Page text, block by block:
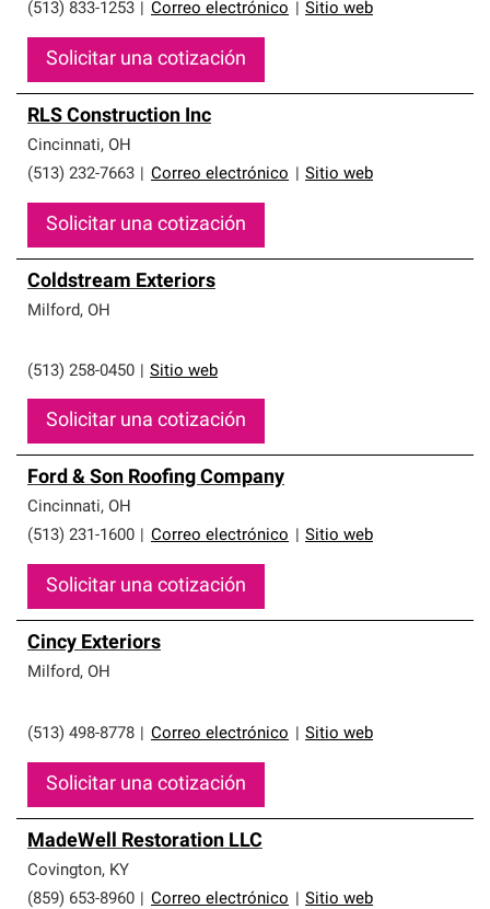
(513) 833-1253
Correo electrónico Sitio web
Solicitar una cotización
RLS Construction Inc
Cincinnati, OH
(513) 232-7663
Correo electrónico Sitio web
Solicitar una cotización
Coldstream Exteriors
Milford, OH
(513) 258-0450 Sitio web
Solicitar una cotización
Ford & Son Roofing Company
Cincinnati, OH
(513) 231-1600
Correo electrónico Sitio web
Solicitar una cotización
Cincy Exteriors
Milford, OH
(513) 498-8778 Correo electrónico Sitio web
Solicitar una cotización
MadeWell Restoration LLC
Covington, KY
(859) 653-8960
Correo electrónico Sitio web